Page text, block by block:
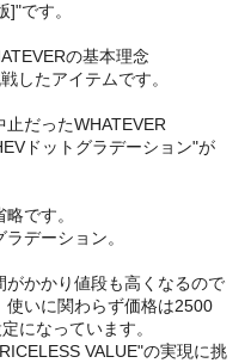
です。
の基本理念
したアイテムです。
だったWHATEVER
ドットグラデーション"が
です。
デーション。
かかり値段も高くなるので
使いに関わらず価格は2500
になっています。
VALUE"の実現に挑